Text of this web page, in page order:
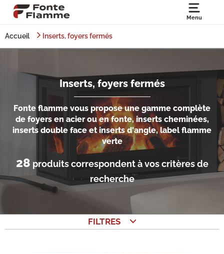
Menu
Accueil Inserts, foyers fermés
Inserts, foyers fermés
Fonte flamme vous propose une gamme complète
de foyers en acier ou en fonte, inserts cheminées,
inserts double face et inserts d'angle, label flamme
verte
28 produits correspondent à vos critères de
recherche
FILTRES